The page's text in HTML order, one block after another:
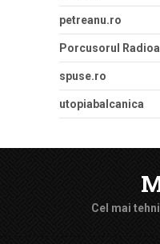
petreanu.ro
Porcusorul
spuse.ro
utopiabalcanica
Cel mai